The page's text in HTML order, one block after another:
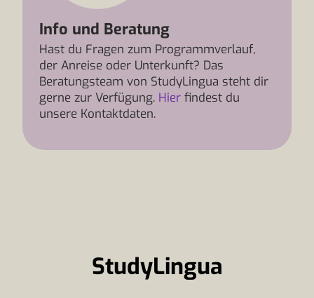
Info und Beratung
Hast du Fragen zum Programmverlauf,
der Anreise oder Unterkunft? Das
Beratungsteam von StudyLingua steht dir
gerne zur Verfügung. Hier findest du
unsere Kontaktdaten.
StudyLingua